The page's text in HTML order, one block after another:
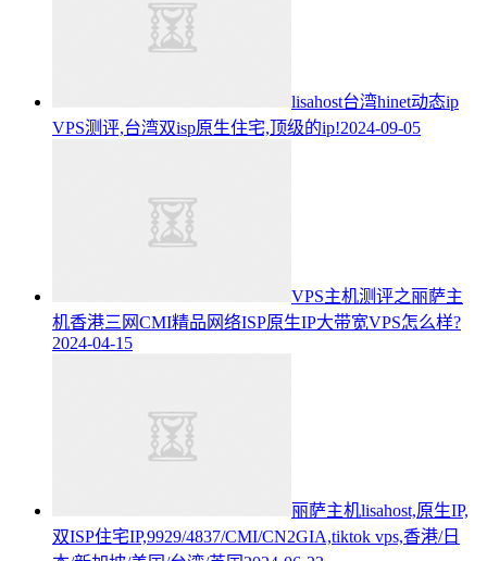
lisahost台湾hinet动态ip
VPS测评,台湾双isp原生住宅,顶级的ip!2024-09-05
VPS主机测评之丽萨主
机香港三网CMI精品网络ISP原生IP大带宽VPS怎么样?
2024-04-15
丽萨主机lisahost,原生IP,
双ISP住宅IP,9929/4837/CMI/CN2GIA,tiktok vps,香港/日